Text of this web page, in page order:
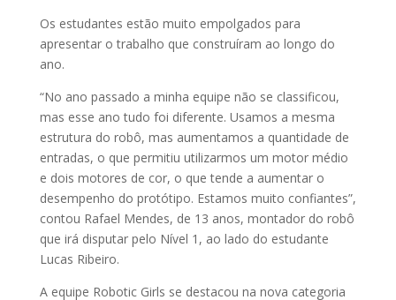
Os estudantes estão muito empolgados para
apresentar o trabalho que construíram ao longo do
ano.
“No ano passado a minha equipe não se classificou,
mas esse ano tudo foi diferente. Usamos a mesma
estrutura do robô, mas aumentamos a quantidade de
entradas, o que permitiu utilizarmos um motor médio
e dois motores de cor, o que tende a aumentar o
desempenho do protótipo. Estamos muito confiantes”,
contou Rafael Mendes, de 13 anos, montador do robô
que irá disputar pelo Nível 1, ao lado do estudante
Lucas Ribeiro.
A equipe Robotic Girls se destacou na nova categoria